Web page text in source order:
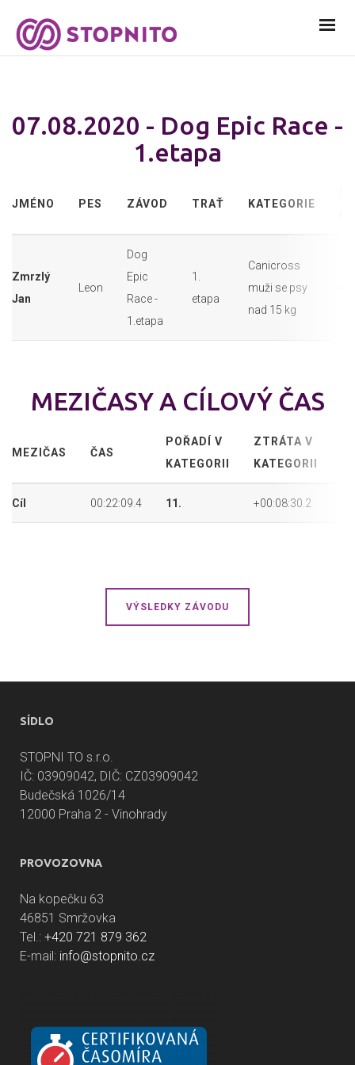
07.08.2020 - Dog Epic Race -
1.etapa
JMÉNO PES ZÁVOD TRAŤ KATEGORIE
Zmrzlý
Jan
Leon
Dog
Epic
Race -
1.etapa
1.
etapa
Canicross
muži se psy
nad 15 kg
MEZIČASY A CÍLOVÝ ČAS
MEZIČAS ČAS
POŘADÍ V
KATEGORII
ZTRÁTA V
KATEGORII
Cíl 00:22:09.4 11. +00:08:30.2
VÝSLEDKY ZÁVODU
SÍDLO
STOPNI TO s.r.o.
IČ: 03909042, DIČ: CZ03909042
Budečská 1026/14
12000 Praha 2 - Vinohrady
PROVOZOVNA
Na kopečku 63
46851 Smržovka
Tel.: +420 721 879 362
E-mail: info@stopnito.cz